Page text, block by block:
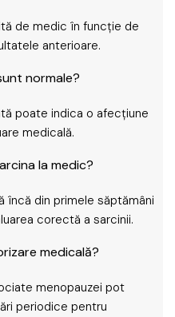
de medic în funcție de
anterioare.
normale?
poate indica o afecțiune
medicală.
la medic?
din primele săptămâni
corectă a sarcinii.
medicală?
menopauzei pot
periodice pentru